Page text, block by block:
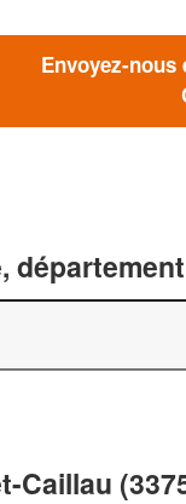
Envoyez-
Caillau